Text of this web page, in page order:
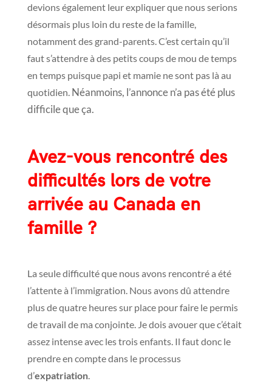
devions également leur expliquer que nous serions
désormais plus loin du reste de la famille,
notamment des grand-parents. C’est certain qu’il
faut s’attendre à des petits coups de mou de temps
en temps puisque papi et mamie ne sont pas là au
quotidien. Néanmoins, l’annonce n’a pas été plus
difficile que ça.
Avez-vous rencontré des
difficultés lors de votre
arrivée au Canada en
famille ?
La seule difficulté que nous avons rencontré a été
l’attente à l’immigration. Nous avons dû attendre
plus de quatre heures sur place pour faire le permis
de travail de ma conjointe. Je dois avouer que c’était
assez intense avec les trois enfants. Il faut donc le
prendre en compte dans le processus
d’expatriation.